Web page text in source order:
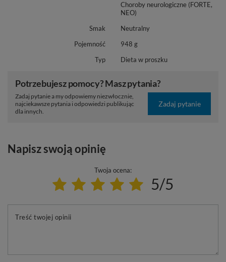
Choroby neurologiczne (FORTE,
NEO)
Smak
Neutralny
Pojemność
948 g
Typ
Dieta w proszku
Potrzebujesz pomocy? Masz pytania?
Zadaj pytanie a my odpowiemy niezwłocznie,
najciekawsze pytania i odpowiedzi publikując
dla innych.
Zadaj pytanie
Napisz swoją opinię
Twoja ocena:
5/5
Treść twojej opinii